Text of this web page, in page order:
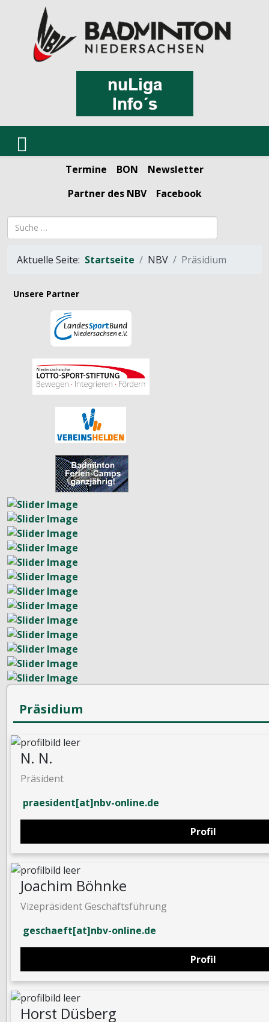
Termine BON
Newsletter
Partner des NBV
Facebook
Suchbegriff
Aktuelle Seite: Startseite NBV Präsidium
Unsere Partner
Präsidium
N. N.
Präsident
praesident[at]nbv-online.de
Profil
Joachim Böhnke
Vizepräsident Geschäftsführung
geschaeft[at]nbv-online.de
Profil
Horst Düsberg